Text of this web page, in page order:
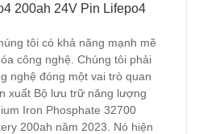
200ah 24V Pin Lifepo4
tôi có khả năng mạnh mẽ
công nghệ. Chúng tôi phải
nghệ đóng một vai trò quan
xuất Bộ lưu trữ năng lượng
Iron Phosphate 32700
200ah năm 2023. Nó hiện